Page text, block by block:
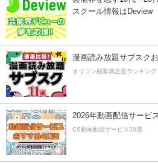
スクール情報はDeview
漫画読み放題サブスク
オリコン顧客満足度ランキング
2026年動画配信サービ
CS動画配信サービス20選